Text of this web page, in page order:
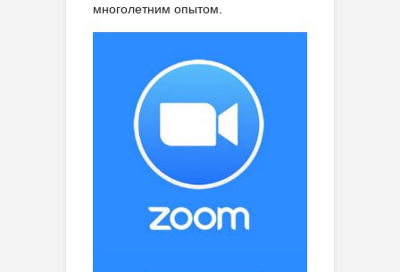
многолетним опытом.